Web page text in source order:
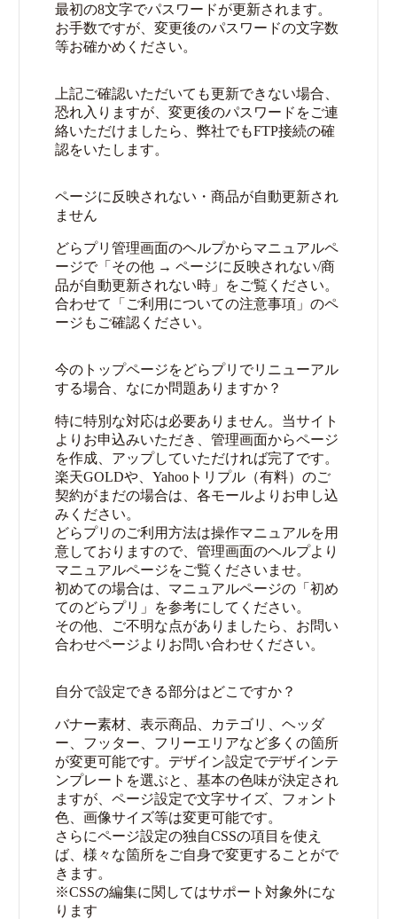
最初の8文字でパスワードが更新されます。
お手数ですが、変更後のパスワードの文字数
等お確かめください。
上記ご確認いただいても更新できない場合、
恐れ入りますが、変更後のパスワードをご連
絡いただけましたら、弊社でもFTP接続の確
認をいたします。
ページに反映されない・商品が自動更新され
ません
どらプリ管理画面のヘルプからマニュアルペ
ージで「その他 → ページに反映されない/商
品が自動更新されない時」をご覧ください。
合わせて「ご利用についての注意事項」のペ
ージもご確認ください。
今のトップページをどらプリでリニューアル
する場合、なにか問題ありますか？
特に特別な対応は必要ありません。当サイト
よりお申込みいただき、管理画面からページ
を作成、アップしていただければ完了です。
楽天GOLDや、Yahooトリプル（有料）のご
契約がまだの場合は、各モールよりお申し込
みください。
どらプリのご利用方法は操作マニュアルを用
意しておりますので、管理画面のヘルプより
マニュアルページをご覧くださいませ。
初めての場合は、マニュアルページの「初め
てのどらプリ」を参考にしてください。
その他、ご不明な点がありましたら、お問い
合わせページよりお問い合わせください。
自分で設定できる部分はどこですか？
バナー素材、表示商品、カテゴリ、ヘッダ
ー、フッター、フリーエリアなど多くの箇所
が変更可能です。デザイン設定でデザインテ
ンプレートを選ぶと、基本の色味が決定され
ますが、ページ設定で文字サイズ、フォント
色、画像サイズ等は変更可能です。
さらにページ設定の独自CSSの項目を使え
ば、様々な箇所をご自身で変更することがで
きます。
※CSSの編集に関してはサポート対象外にな
ります